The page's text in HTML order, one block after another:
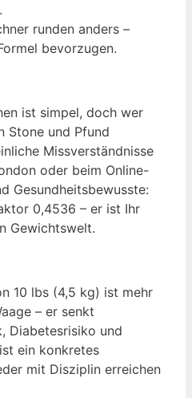
runden anders –
bevorzugen.
ist simpel, doch wer
Stone und Pfund
Missverständnisse
oder beim Online-
Gesundheitsbewusste:
0,4536 – er ist Ihr
Gewichtswelt.
10 lbs (4,5 kg) ist mehr
– er senkt
Diabetesrisiko und
ein konkretes
mit Disziplin erreichen